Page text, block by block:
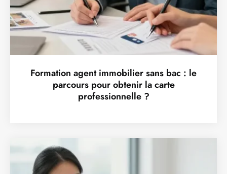
Formation agent immobilier sans bac : le
parcours pour obtenir la carte
professionnelle ?